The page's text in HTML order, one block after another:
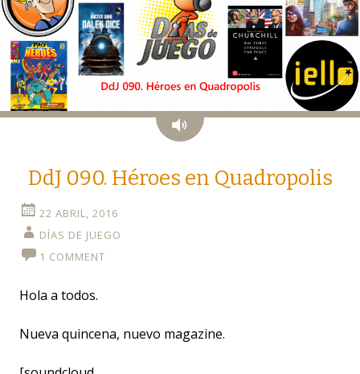
Audio
DdJ 090. Héroes en Quadropolis
22 ABRIL, 2016
DÍAS DE JUEGO
1 COMMENT
Hola a todos.
Nueva quincena, nuevo magazine.